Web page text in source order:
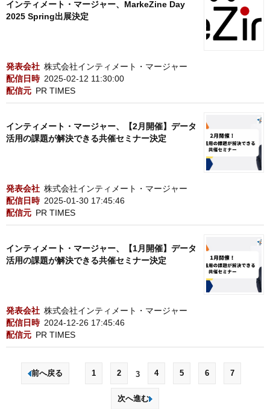
インティメート・マージャー、MarkeZine Day
2025 Spring出展決定
発表会社 株式会社インティメート・マージャー
配信日時 2025-02-12 11:30:00
配信元 PR TIMES
インティメート・マージャー、【2月開催】データ
活用の課題が解決できる共催セミナー決定
発表会社 株式会社インティメート・マージャー
配信日時 2025-01-30 17:45:46
配信元 PR TIMES
インティメート・マージャー、【1月開催】データ
活用の課題が解決できる共催セミナー決定
発表会社 株式会社インティメート・マージャー
配信日時 2024-12-26 17:45:46
配信元 PR TIMES
前へ戻る 1 2 3 4 5 6 7
次へ進む